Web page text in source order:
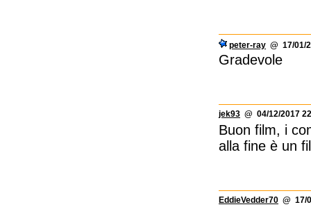
peter-ray @ 17/01/
Gradevole
jek93 @ 04/12/2017
Buon film, i
alla fine è un
EddieVedder70 @ 17/